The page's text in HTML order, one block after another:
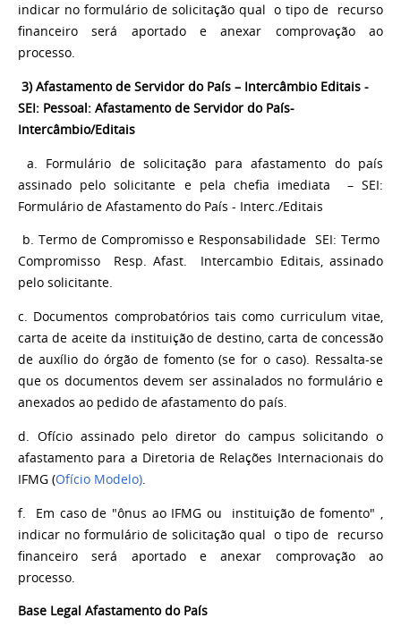
indicar no formulário de solicitação qual o tipo de recurso
financeiro será aportado e anexar comprovação ao
processo.
3) Afastamento de Servidor do País – Intercâmbio Editais -
SEI: Pessoal: Afastamento de Servidor do País-
Intercâmbio/Editais
a. Formulário de solicitação para afastamento do país
assinado pelo solicitante e pela chefia imediata – SEI:
Formulário de Afastamento do País - Interc./Editais
b. Termo de Compromisso e Responsabilidade SEI: Termo
Compromisso Resp. Afast. Intercambio Editais, assinado
pelo solicitante.
c. Documentos comprobatórios tais como curriculum vitae,
carta de aceite da instituição de destino, carta de concessão
de auxílio do órgão de fomento (se for o caso). Ressalta-se
que os documentos devem ser assinalados no formulário e
anexados ao pedido de afastamento do país.
d. Ofício assinado pelo diretor do campus solicitando o
afastamento para a Diretoria de Relações Internacionais do
IFMG (Ofício Modelo).
f.
Em caso de "ônus ao IFMG ou instituição de fomento" ,
indicar no formulário de solicitação qual o tipo de recurso
financeiro será aportado e anexar comprovação ao
processo.
Base Legal Afastamento do País